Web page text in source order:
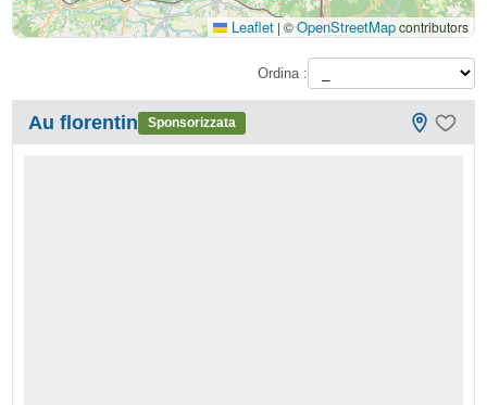
Leaflet | ©OpenStreetMapcontributors
Ordina :
Au florentin Sponsorizzata